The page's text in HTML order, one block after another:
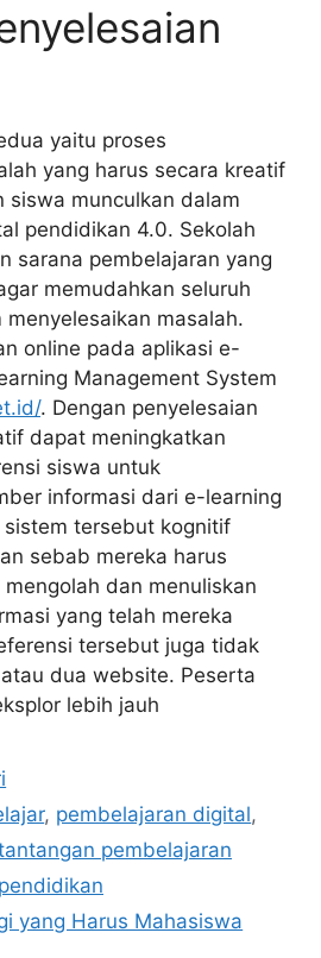
yaitu proses
yang harus secara kreatif
siswa munculkan dalam
pendidikan 4.0. Sekolah
sarana pembelajaran yang
memudahkan seluruh
masalah.
online pada aplikasi e-
Management System
. Dengan penyelesaian
dapat meningkatkan
siswa untuk
informasi dari e-learning
tersebut kognitif
sebab mereka harus
dan menuliskan
yang telah mereka
tersebut juga tidak
dua website. Peserta
lebih jauh
, pembelajaran digital,
pembelajaran
yang Harus Mahasiswa